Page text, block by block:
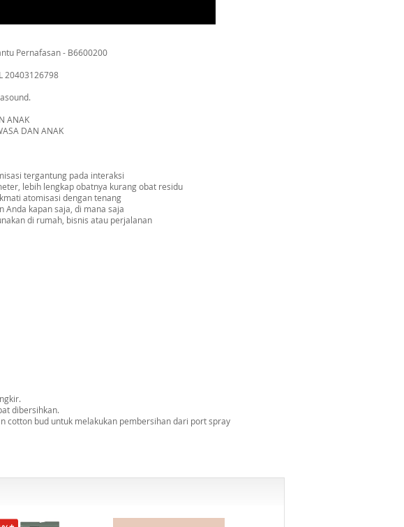
Pernafasan - B6600200
20403126798
ANAK
DAN ANAK
tergantung pada interaksi
lebih lengkap obatnya kurang obat residu
atomisasi dengan tenang
Anda kapan saja, di mana saja
di rumah, bisnis atau perjalanan
dibersihkan.
cotton bud untuk melakukan pembersihan dari port spray